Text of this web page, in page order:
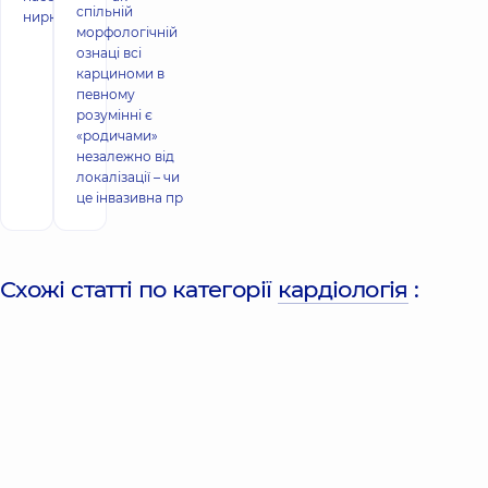
нирки: фспільній
морфологічній
ознаці всі
карциноми в
певному
розумінні є
«родичами»
незалежно від
локалізації – чи
це інвазивна пр
Схожі статті по категорії кардіологія :